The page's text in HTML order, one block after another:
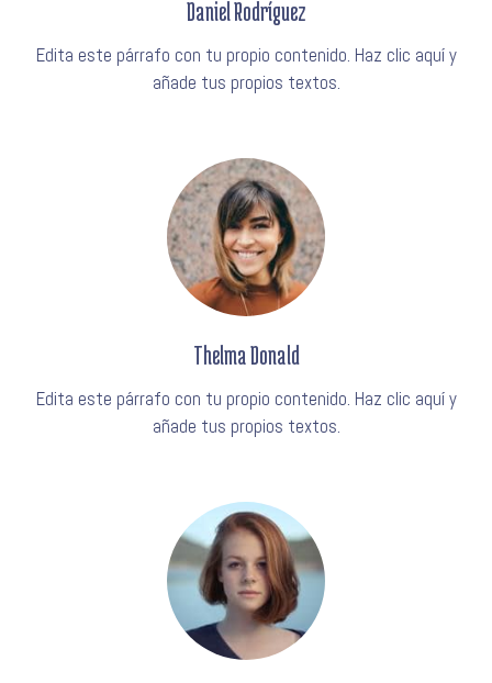
Daniel Rodríguez
Edita este párrafo con tu propio contenido. Haz clic aquí y
añade tus propios textos.
Thelma Donald
Edita este párrafo con tu propio contenido. Haz clic aquí y
añade tus propios textos.